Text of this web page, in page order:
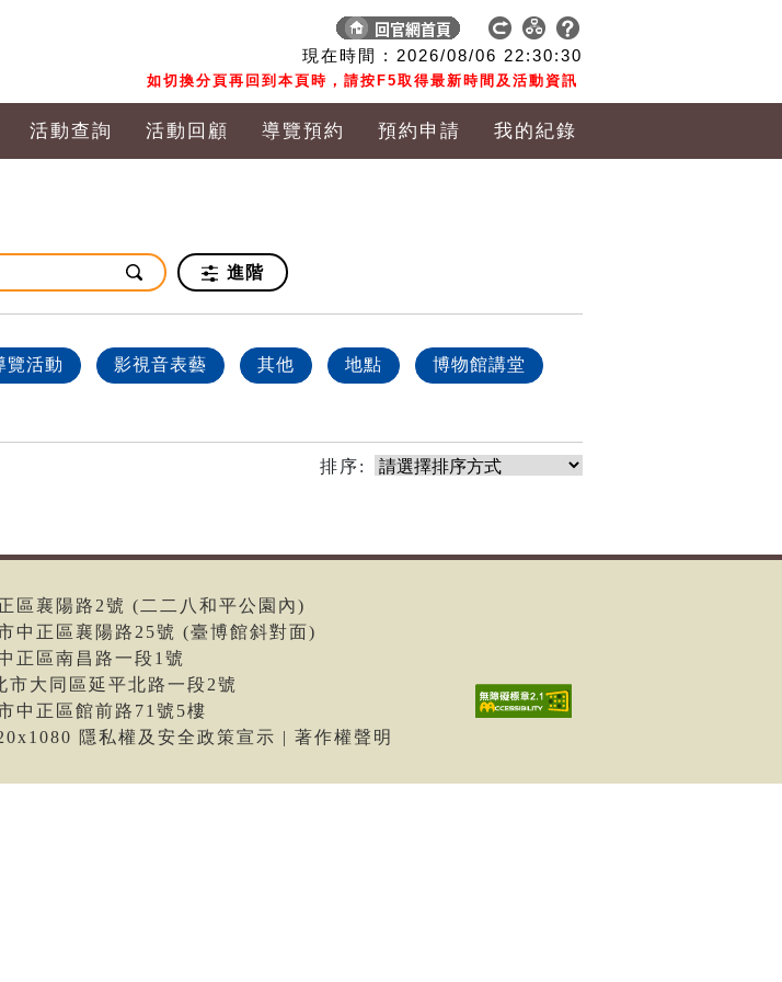
現在時間 : 2026/08/06 22:30:30
如切換分頁再回到本頁時，請按F5取得最新時間及活動資訊
活動查詢 活動回顧 導覽預約 預約申請 我的紀錄
進階
覽活動 影視音表藝 其他 地點 博物館講堂
排序:
區襄陽路2號 (二二八和平公園內)
中正區襄陽路25號 (臺博館斜對面)
正區南昌路一段1號
大同區延平北路一段2號
中正區館前路71號5樓
隱私權及安全政策宣示 | 著作權聲明